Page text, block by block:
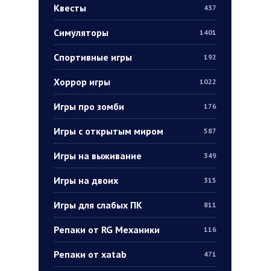
Квесты 437
Симуляторы 1401
Спортивные игры 192
Хоррор игры 1022
Игры про зомби 176
Игры с открытым миром 587
Игры на выживание 349
Игры на двоих 315
Игры для слабых ПК 811
Репаки от RG Механики 116
Репаки от xatab 471